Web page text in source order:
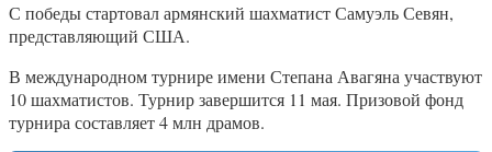
С победы стартовал армянский шахматист Самуэль Севян,
представляющий США.
В международном турнире имени Степана Авагяна участвуют
10 шахматистов. Турнир завершится 11 мая. Призовой фонд
турнира составляет 4 млн драмов.